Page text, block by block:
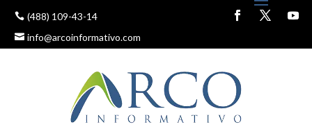
(488) 109-43-14
info@arcoinformativo.com